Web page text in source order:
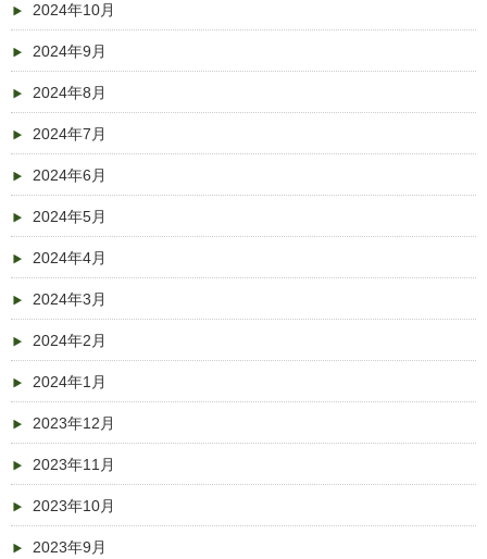
2024年10月
2024年9月
2024年8月
2024年7月
2024年6月
2024年5月
2024年4月
2024年3月
2024年2月
2024年1月
2023年12月
2023年11月
2023年10月
2023年9月